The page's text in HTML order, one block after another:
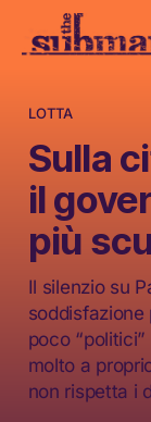
LOTTA
Sulla
il
più
Il silenzio su
poco
molto a
non rispetta i